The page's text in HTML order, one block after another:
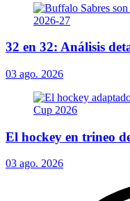
32 en 32: Análisis
03 ago. 2026
El hockey en trineo
03 ago. 2026